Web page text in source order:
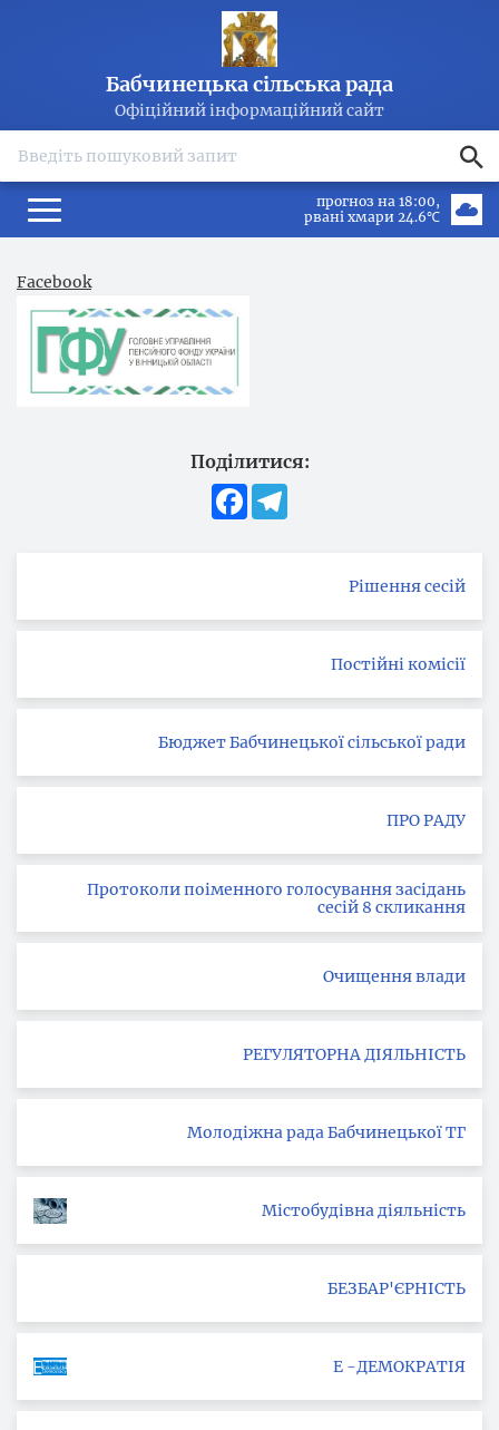
Бабчинецька сільська рада
Офіційний інформаційний сайт
прогноз на 18:00
рвані хмари 24.6℃
Facebook
Поділитися:
Facebook
Рішення сесій
Постійні комісії
Бюджет Бабчинецької сільської ради
ПРО РАДУ
Протоколи поіменного голосування засідань
сесій 8 скликання
Очищення влади
РЕГУЛЯТОРНА ДІЯЛЬНІСТЬ
Молодіжна рада Бабчинецької ТГ
Містобудівна діяльність
БЕЗБАР'ЄРНІСТЬ
Е -ДЕМОКРАТІЯ